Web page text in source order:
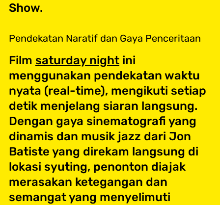
Show.
Pendekatan Naratif dan Gaya Penceritaan
Film saturday nightini
menggunakan pendekatan waktu
nyata (real-time), mengikuti setiap
detik menjelang siaran langsung.
Dengan gaya sinematografi yang
dinamis dan musik jazz dari Jon
Batiste yang direkam langsung di
lokasi syuting, penonton diajak
merasakan ketegangan dan
semangat yang menyelimuti